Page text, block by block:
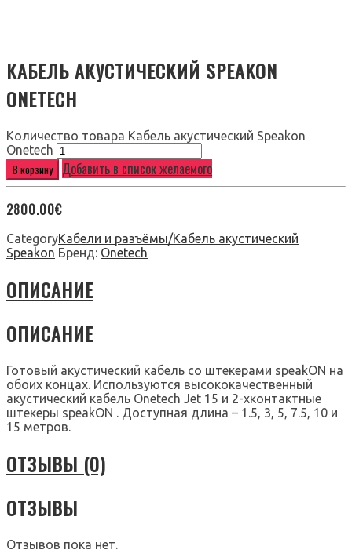
КАБЕЛЬ АКУСТИЧЕСКИЙ SPEAKON
ONETECH
Количество товара Кабель акустический Speakon
Onetech
В корзину Добавить в список желаемого
2800.00€
CategoryКабели и разъёмы/Кабель акустический
Speakon Бренд: Onetech
ОПИСАНИЕ
ОПИСАНИЕ
Готовый акустический кабель со штекерами speakON на
обоих концах. Используются высококачественный
акустический кабель Onetech Jet 15 и 2-хконтактные
штекеры speakON . Доступная длина – 1.5, 3, 5, 7.5, 10 и
15 метров.
ОТЗЫВЫ (0)
ОТЗЫВЫ
Отзывов пока нет.